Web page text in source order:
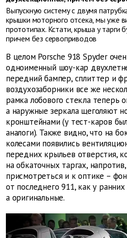
Выпускную систему с двумя
крышки моторного отсека, мы уже
прототипах. Кстати, крыша у тарги
причем без сервоприводов
В целом Porsche 918 Spyder
одноименный шоу-кар
передний бампер, сплиттер и
воздухозаборники все же
рамка лобового стекла теперь
а наружные зеркала щеголяют
кронштейнами (у тест-каров
аналоги). Также видно, что на
колесами появились
передних крыльев отверстия,
на обкаточных таргах,
присмотреться и к оптике –
от последнего 911, как у
а оригинальные.